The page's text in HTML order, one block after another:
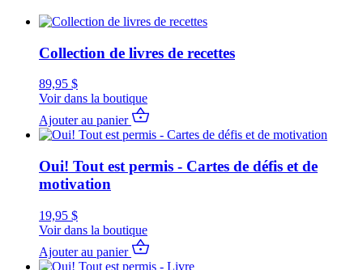
Collection de livres de recettes
89,95 $
Voir dans la boutique
Ajouter au panier
Oui! Tout est permis - Cartes de défis et de
motivation
19,95 $
Voir dans la boutique
Ajouter au panier